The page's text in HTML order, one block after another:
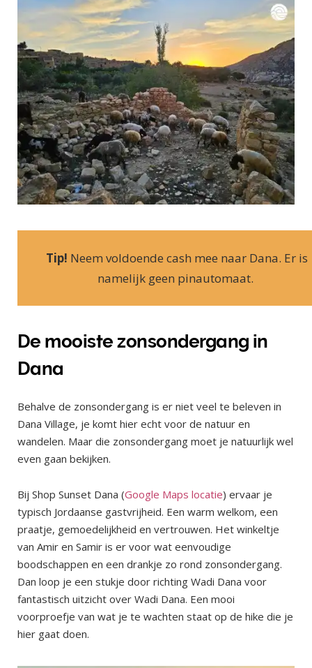
Tip! Neem voldoende cash mee naar Dana. Er is
namelijk geen pinautomaat.
De mooiste zonsondergang in
Dana
Behalve de zonsondergang is er niet veel te beleven in
Dana Village, je komt hier echt voor de natuur en
wandelen. Maar die zonsondergang moet je natuurlijk wel
even gaan bekijken.
Bij Shop Sunset Dana (Google Maps locatie) ervaar je
typisch Jordaanse gastvrijheid. Een warm welkom, een
praatje, gemoedelijkheid en vertrouwen. Het winkeltje
van Amir en Samir is er voor wat eenvoudige
boodschappen en een drankje zo rond zonsondergang.
Dan loop je een stukje door richting Wadi Dana voor
fantastisch uitzicht over Wadi Dana. Een mooi
voorproefje van wat je te wachten staat op de hike die je
hier gaat doen.